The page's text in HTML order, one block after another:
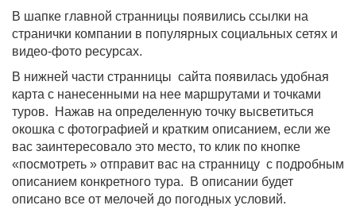
В шапке главной странницы появились ссылки на
странички компании в популярных социальных сетях и
видео-фото ресурсах.
В нижней части странницы сайта появилась удобная
карта с нанесенными на нее маршрутами и точками
туров. Нажав на определенную точку высветиться
окошка с фотографией и кратким описанием, если же
вас заинтересовало это место, то клик по кнопке
«посмотреть » отправит вас на странницу с подробным
описанием конкретного тура. В описании будет
описано все от мелочей до погодных условий.